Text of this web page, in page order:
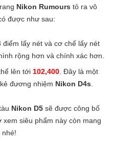
Nikon Rumours tỏ ra vô
được như sau:
điểm lấy nét và cơ chế lấy nét
rộng hơn và chính xác hơn.
lên tới 102,400 . Đây là một
đương nhiệm Nikon D4s
Nikon D5 sẽ được công bố
siêu phẩm này còn mang
nhé!